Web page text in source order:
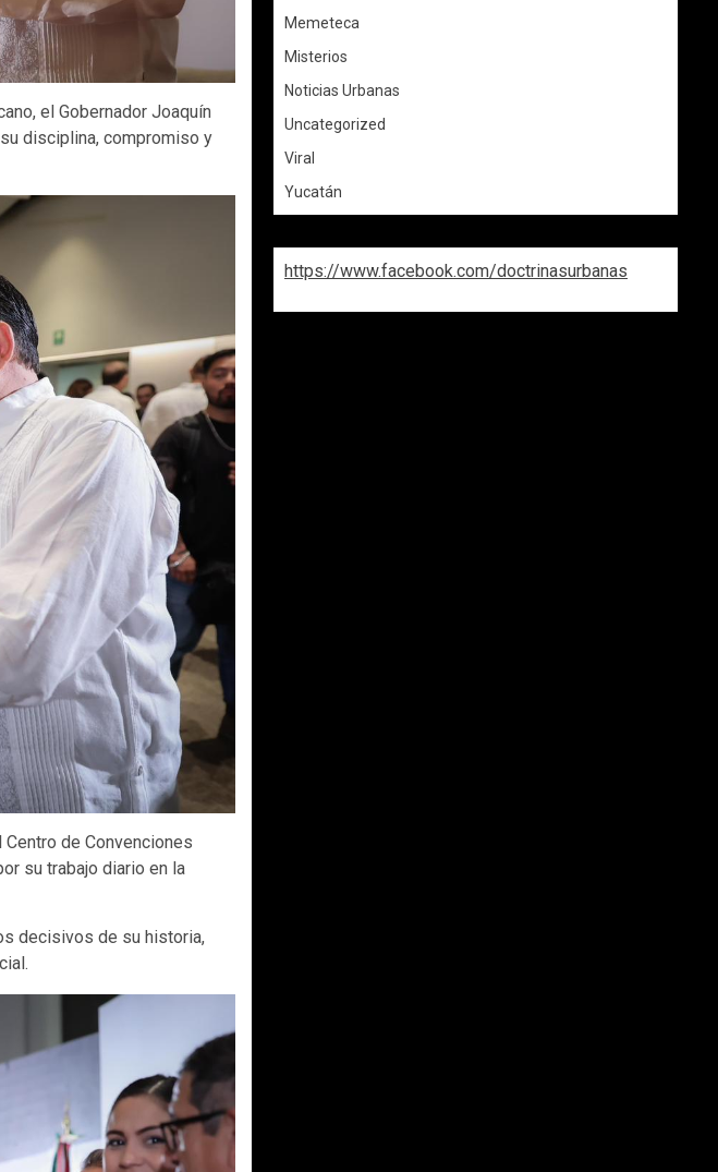
el Gobernador Joaquín
disciplina, compromiso y
de Convenciones
su trabajo diario en la
decisivos de su historia,
Memeteca
Misterios
Noticias Urbanas
Uncategorized
Viral
Yucatán
https://www.facebook.com/doctrinasurbanas